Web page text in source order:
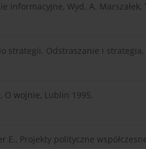
informacyjne, Wyd. A. Marszałek,
strategii. Odstraszanie i strategia,
O wojnie, Lublin 1995.
E., Projekty polityczne